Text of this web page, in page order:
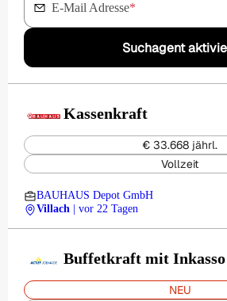
E-Mail Adresse*
Suchagent
Kassenkraft
€ 33.668 jährl.
Vollzeit
BAUHAUS Depot GmbH
Villach
| vor 22 Tagen
Buffetkraft mit
NEU